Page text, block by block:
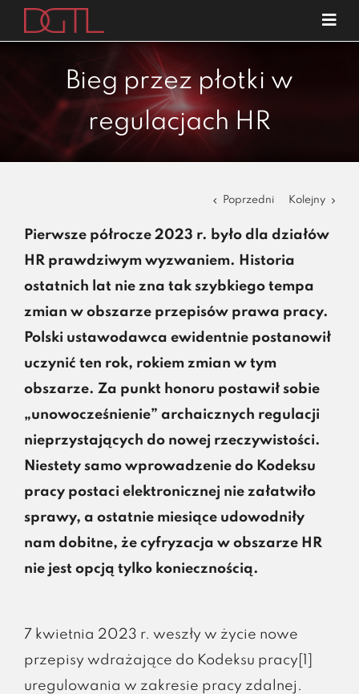
Przejdź
specjalizacje
publikacje
Bieg przez płotki w
regulacjach HR
Poprzedni Kolejny
Pierwsze półrocze 2023 r. było dla działów
HR prawdziwym wyzwaniem. Historia
ostatnich lat nie zna tak szybkiego tempa
zmian w obszarze przepisów prawa pracy.
Polski ustawodawca ewidentnie postanowił
uczynić ten rok, rokiem zmian w tym
obszarze. Za punkt honoru postawił sobie
„unowocześnienie” archaicznych regulacji
nieprzystających do nowej rzeczywistości.
Niestety samo wprowadzenie do Kodeksu
pracy postaci elektronicznej nie załatwiło
sprawy, a ostatnie miesiące udowodniły
nam dobitne, że cyfryzacja w obszarze HR
nie jest opcją tylko koniecznością.
7 kwietnia 2023 r. weszły w życie nowe
przepisy wdrażające do Kodeksu pracy[1]
uregulowania w zakresie pracy zdalnej.